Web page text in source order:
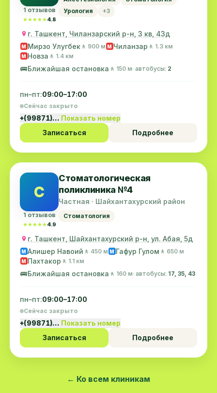
1 отзывов
★★★★★
★★★★★ 4.8
Урология
+3
г. Ташкент, Чиланзарский р-н, 3 кв, 43д
M Мирзо Улугбек 🚶 900 м M Чиланзар 🚶 1.3 км
M Новза 🚶 1.4 км
🚌Ближайшая остановка 🚶 150 м· автобусы: 2
пн–пт:09:00–17:00
Сейчас закрыто
+(99871)… Показать номер
Записаться
Подробнее
С
1 отзывов
★★★★★
★★★★★4.9
Стоматологическая
поликлиника №4
Частная · Шайхантахурский район
Стоматология
г. Ташкент, Шайхантахурский р-н, ул. Абая, 5д
M Алишер Навоий 🚶 450 м M Гафур Гулом 🚶 650 м
M Пахтакор 🚶 1.1 км
🚌Ближайшая остановка 🚶 160 м· автобусы: 17, 35, 43
пн–пт:09:00–17:00
Сейчас закрыто
+(99871)… Показать номер
Записаться
Подробнее
← Ко всем клиникам